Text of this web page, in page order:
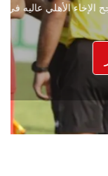
في